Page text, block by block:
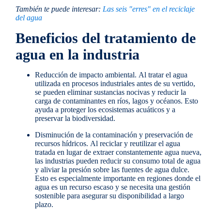
También te puede interesar: Las seis "erres" en el reciclaje
del agua
Beneficios del tratamiento de
agua en la industria
Reducción de impacto ambiental. Al tratar el agua
utilizada en procesos industriales antes de su vertido,
se pueden eliminar sustancias nocivas y reducir la
carga de contaminantes en ríos, lagos y océanos. Esto
ayuda a proteger los ecosistemas acuáticos y a
preservar la biodiversidad.
Disminución de la contaminación y preservación de
recursos hídricos. Al reciclar y reutilizar el agua
tratada en lugar de extraer constantemente agua nueva,
las industrias pueden reducir su consumo total de agua
y aliviar la presión sobre las fuentes de agua dulce.
Esto es especialmente importante en regiones donde el
agua es un recurso escaso y se necesita una gestión
sostenible para asegurar su disponibilidad a largo
plazo.